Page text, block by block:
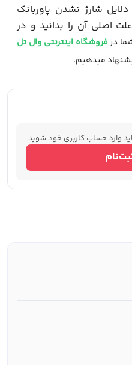
شارژ نشدن پاوربانک
اصلی آن را بدانید و در
درفروشگاه اینترنتی وال تل
میدهیم.
وارد حساب کاربری خود شوید.